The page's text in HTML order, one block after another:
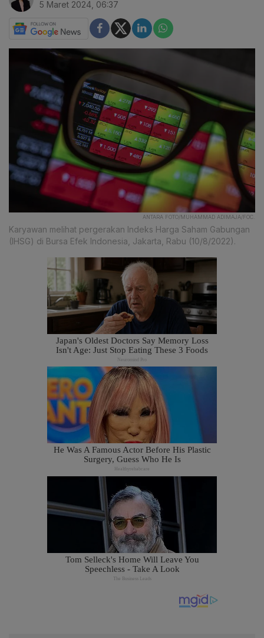
5 Maret 2024, 06:37
ANTARA FOTO/MUHAMMAD ADIMAJA/FOC.
Karyawan melihat pergerakan Indeks Harga Saham Gabungan
(IHSG) di Bursa Efek Indonesia, Jakarta, Rabu (10/8/2022).